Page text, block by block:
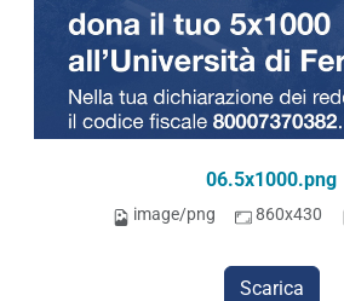
06.5x1000.png
image/png 860x430
Scarica